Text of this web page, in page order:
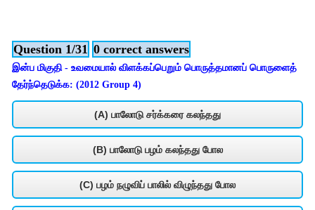
Question 1/31 0 correct answers
இன்ப மிகுதி - உவமையால் விளக்கப்பெறும் பொருத்தமானப் பொருளைத்
தேர்ந்தெடுக்க: (2012 Group 4)
(A) பாலோடு சர்க்கரை கலந்தது
(B) பாலோடு பழம் கலந்தது போல
(C) பழம் நழுவிப் பாலில் விழுந்தது போல